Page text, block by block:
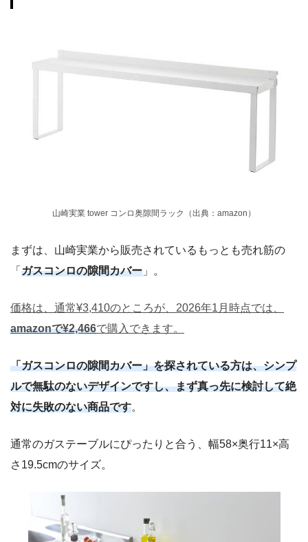
山崎実業 tower コンロ奥隙間ラック（出典：amazon）
まずは、山崎実業から販売されているもっとも売れ筋の
「 ガスコンロの隙間カバー 」。
価格は、通常¥3,410のところが、2026年1月時点では、
amazonで¥2,466で購入できます。
「ガスコンロの隙間カバー」を探されている方は、シンプ
ルで無駄のないデザインですし、まず真っ先に検討して絶
対に失敗のない商品です。
通常のガステーブルにぴったりと合う、幅58×奥行11×高
さ19.5cmのサイズ。